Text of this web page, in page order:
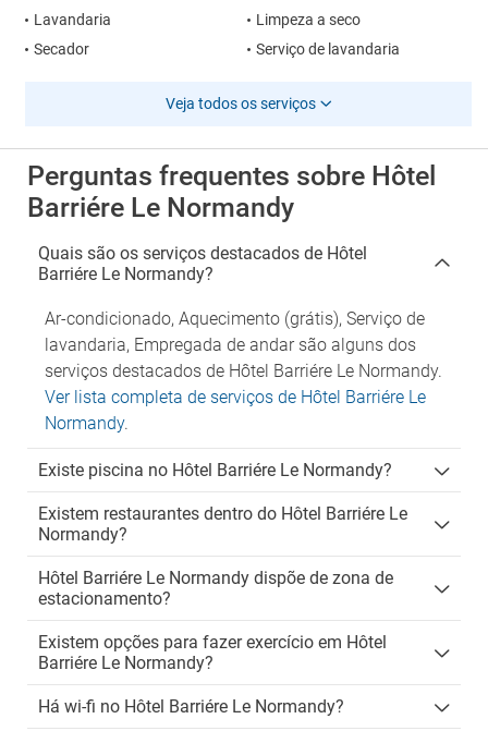
Lavandaria
Limpeza a seco
Secador
Serviço de lavandaria
Veja todos os serviços
Perguntas frequentes sobre Hôtel
Barriére Le Normandy
Quais são os serviços destacados de Hôtel
Barriére Le Normandy?
Ar-condicionado, Aquecimento (grátis), Serviço de
lavandaria, Empregada de andar são alguns dos
serviços destacados de Hôtel Barriére Le Normandy.
Ver lista completa de serviços de Hôtel Barriére Le
Normandy.
Existe piscina no Hôtel Barriére Le Normandy?
Existem restaurantes dentro do Hôtel Barriére Le
Normandy?
Hôtel Barriére Le Normandy dispõe de zona de
estacionamento?
Existem opções para fazer exercício em Hôtel
Barriére Le Normandy?
Há wi-fi no Hôtel Barriére Le Normandy?